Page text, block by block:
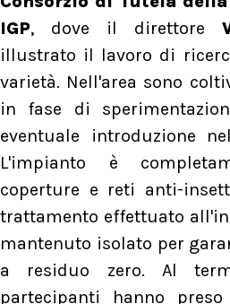
IGP, dove il direttore
illustrato il lavoro di
varietà. Nell'area sono
in fase di
eventuale introduzione
L'impianto è
coperture e reti anti-
trattamento effettuato
mantenuto isolato per
a residuo zero. Al
partecipanti hanno